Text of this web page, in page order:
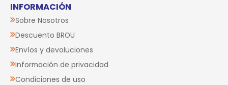
INFORMACIÓN
Sobre Nosotros
Descuento BROU
Envíos y devoluciones
Información de privacidad
Condiciones de uso